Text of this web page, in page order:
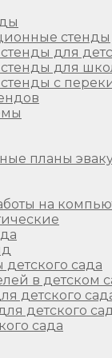
стенды
для
для
с
планы
на
сада
в детском
детского
детского
сада